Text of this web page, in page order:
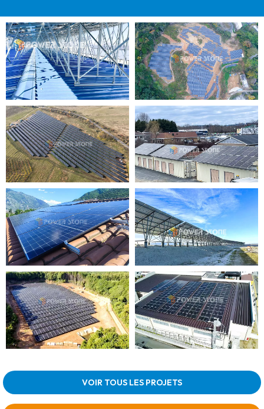
et fournir des
performances fiables.
photovoltaïques en fonction de toute exigence.
VOIR TOUS LES PROJETS